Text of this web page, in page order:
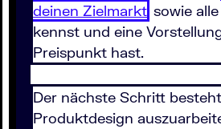
deinen Zielmarkt sowie
kennst und eine
Preispunkt hast.
Der nächste Schritt
Produktdesign